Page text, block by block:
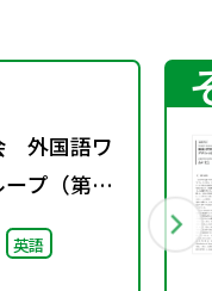
外国語ワ
プ（第2
英語